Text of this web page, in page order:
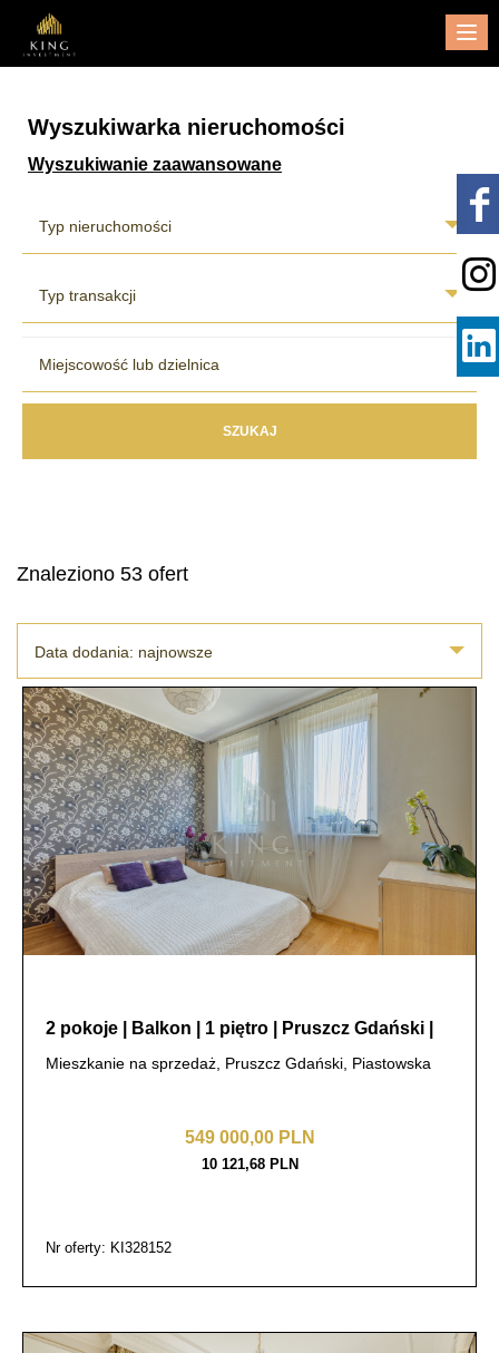
Wyszukiwarka nieruchomości
Wyszukiwanie zaawansowane
Typ nieruchomości
Typ transakcji
Znaleziono 53 ofert
Data dodania: najnowsze
2 pokoje | Balkon | 1 piętro | Pruszcz Gdański |
Mieszkanie na sprzedaż, Pruszcz Gdański, Piastowska
549 000,00 PLN
10 121,68 PLN
Nr oferty: KI328152